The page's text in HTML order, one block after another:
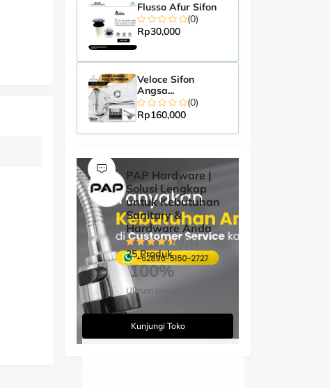
Flusso Afur Sifon
(0)
Rp30,000
Veloce Sifon
Angsa...
(0)
Rp160,000
PAP Hardware |
Solusi Lengkap
untuk Kebutuhan
Sanitary &
Hardware Anda
(976)
25 Produk
100%
Ulasan positif
Kunjungi Toko